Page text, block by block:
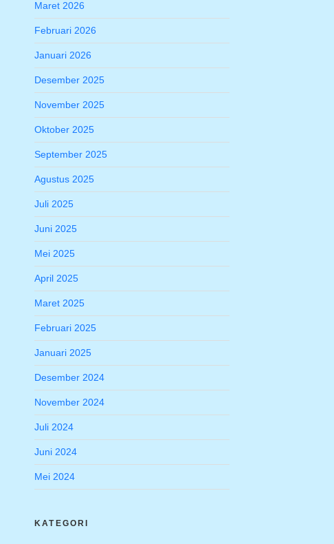
Maret 2026
Februari 2026
Januari 2026
Desember 2025
November 2025
Oktober 2025
September 2025
Agustus 2025
Juli 2025
Juni 2025
Mei 2025
April 2025
Maret 2025
Februari 2025
Januari 2025
Desember 2024
November 2024
Juli 2024
Juni 2024
Mei 2024
KATEGORI